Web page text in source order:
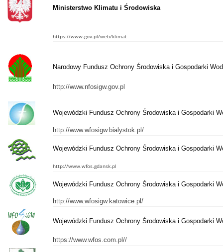
Ministerstwo Klimatu i Środowiska
https://www.gov.pl/web/klimat
Narodowy Fundusz Ochrony Środowiska i Gospodarki
http://www.nfosigw.gov.pl
Wojewódzki Fundusz Ochrony Środowiska i Gospodarki
http://www.wfosigw.bialystok.pl/
Wojewódzki Fundusz Ochrony Środowiska i Gospodarki
http://www.wfos.gdansk.pl
Wojewódzki Fundusz Ochrony Środowiska i Gospodarki
http://www.wfosigw.katowice.pl/
Wojewódzki Fundusz Ochrony Środowiska i Gospodarki
https://www.wfos.com.pl//